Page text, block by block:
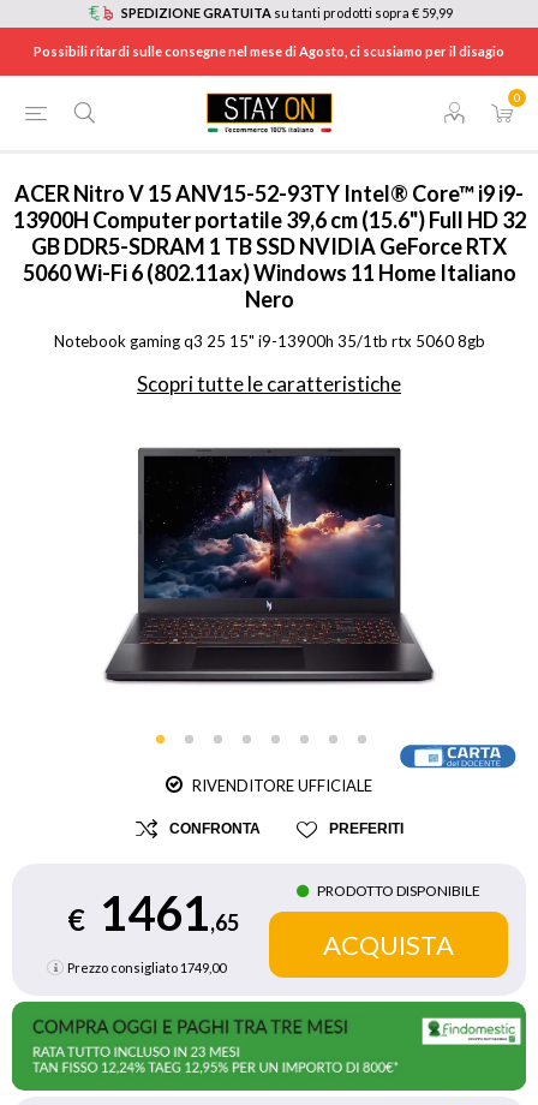
SPEDIZIONE GRATUITA su tanti prodotti sopra € 59,99
Possibili ritardi sulle consegne nel mese di Agosto, ci scusiamo per il disagio
0
HOME INFORMATICA / COMPUTER E ACCESSORI GAMING
ACERNitro V 15 ANV15-52-93TY Intel® Core™ i9 i9-
13900H Computer portatile 39,6 cm (15.6") Full HD 32
GB DDR5-SDRAM 1 TB SSD NVIDIA GeForce RTX
5060 Wi-Fi 6 (802.11ax) Windows 11 Home Italiano
Nero
Notebook gaming q3 25 15" i9-13900h 35/1tb rtx 5060 8gb
Scopri tutte le caratteristiche
RIVENDITORE UFFICIALE
CONFRONTA PREFERITI
€ 1461,65
Prezzo consigliato 1749,00
PRODOTTO DISPONIBILE